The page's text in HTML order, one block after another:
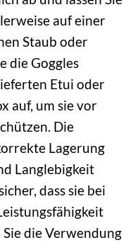
auf einer
Staub oder
die Goggles
Etui oder
auf, um sie vor
Die
Lagerung
Langlebigkeit
dass sie bei
die Verwendung